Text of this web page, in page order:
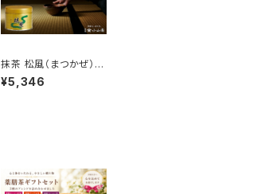
抹茶 松風（まつかぜ）15
0g缶
¥5,346